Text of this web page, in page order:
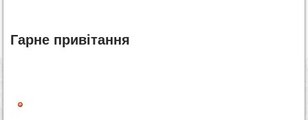
Гарне привітання